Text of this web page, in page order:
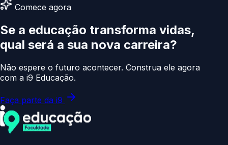
Comece agora
Se a educação transforma vidas,
qual será a sua nova carreira?
Não espere o futuro acontecer. Construa ele agora
com a i9 Educação.
Faça parte da i9